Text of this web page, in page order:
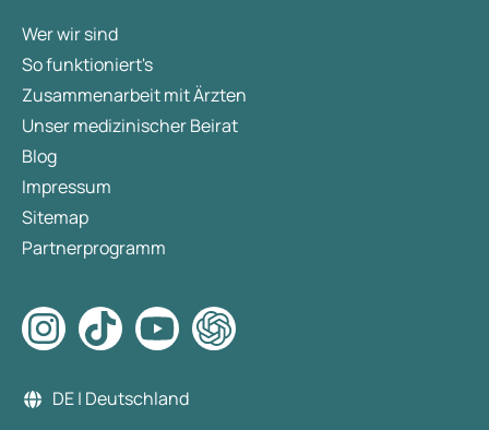
Wer wir sind
So funktioniert's
Zusammenarbeit mit Ärzten
Unser medizinischer Beirat
Blog
Impressum
Sitemap
Partnerprogramm
DE | Deutschland